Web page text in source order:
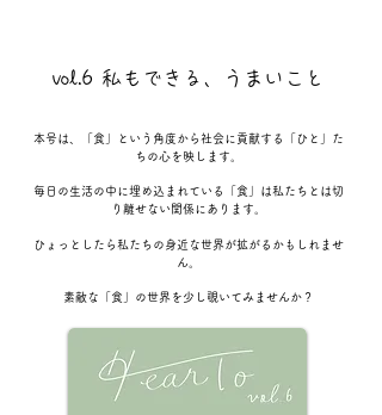
vol.6 私もできる、うまいこと
本号は、「食」という角度から社会に貢献する「ひと」た
ちの心を映します。
毎日の生活の中に埋め込まれている「食」は私たちとは切
り離せない関係にあります。
ひょっとしたら私たちの身近な世界が拡がるかもしれませ
ん。
素敵な「食」の世界を少し覗いてみませんか？